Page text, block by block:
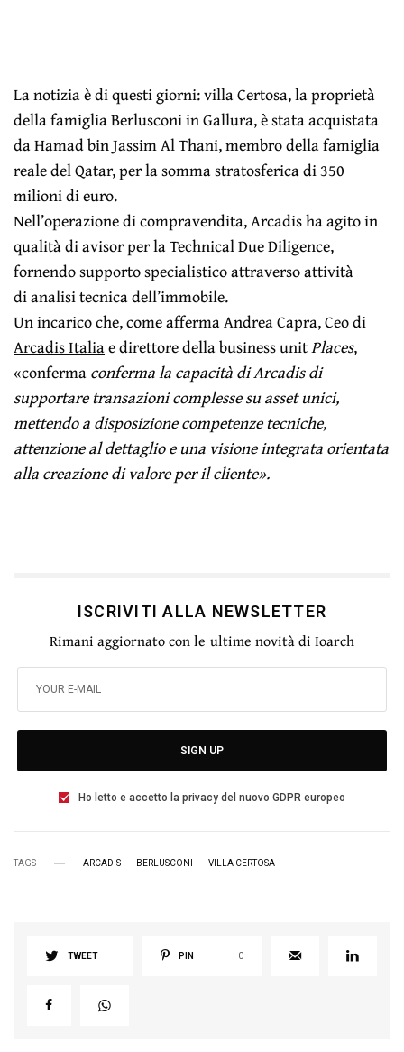
La notizia è di questi giorni: villa Certosa, la proprietà
della famiglia Berlusconi in Gallura, è stata acquistata
da Hamad bin Jassim Al Thani, membro della famiglia
reale del Qatar, per la somma stratosferica di 350
milioni di euro.
Nell’operazione di compravendita, Arcadis ha agito in
qualità di avisor per la Technical Due Diligence,
fornendo supporto specialistico attraverso attività
di analisi tecnica dell’immobile.
Un incarico che, come afferma Andrea Capra, Ceo di
Arcadis Italiae direttore della business unitPlaces,
«confermaconferma la capacità di Arcadis di
supportare transazioni complesse su asset unici,
mettendo a disposizione competenze tecniche,
attenzione al dettaglio e una visione integrata orientata
alla creazione di valore per il cliente».
ISCRIVITI ALLA NEWSLETTER
Rimani aggiornato con le ultime novità di Ioarch
SIGN UP
Ho letto e accetto la privacy del nuovo GDPR europeo
TAGS ARCADIS BERLUSCONI VILLA CERTOSA
TWEET PIN 0